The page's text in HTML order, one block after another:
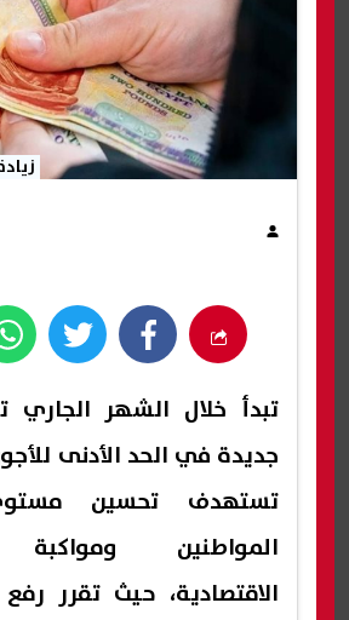
تبدأ خلال الشهر الجاري
جديدة في الحد الأدنى
تستهدف تحسين
المواطنين ومواكبة
الاقتصادية، حيث تقرر